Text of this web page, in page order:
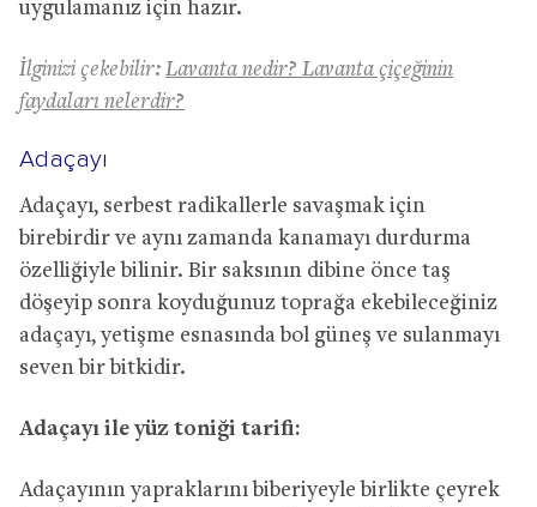
uygulamanız için hazır.
İlginizi çekebilir: Lavanta nedir? Lavanta çiçeğinin
faydaları nelerdir?
Adaçayı
Adaçayı, serbest radikallerle savaşmak için
birebirdir ve aynı zamanda kanamayı durdurma
özelliğiyle bilinir. Bir saksının dibine önce taş
döşeyip sonra koyduğunuz toprağa ekebileceğiniz
adaçayı, yetişme esnasında bol güneş ve sulanmayı
seven bir bitkidir.
Adaçayı ile yüz toniği tarifi:
Adaçayının yapraklarını biberiyeyle birlikte çeyrek